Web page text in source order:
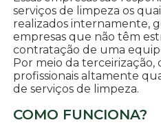
serviços de limpeza os
realizados internamente,
empresas que não têm
contratação de uma
Por meio da terceirização,
profissionais altamente
de serviços de limpeza.
COMO FUNCIONA?